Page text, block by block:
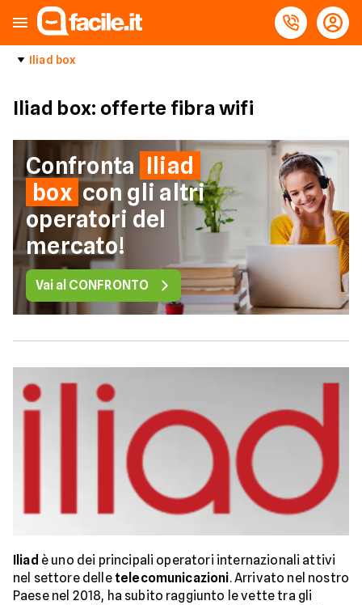
Iliad box
Iliad box: offerte fibra wifi
Confronta Iliad
box con gli altri
operatori del
mercato!
Vai al CONFRONTO
Iliad è uno dei principali operatori internazionali attivi
nel settore delle telecomunicazioni. Arrivato nel nostro
Paese nel 2018, ha subito raggiunto le vette tra gli